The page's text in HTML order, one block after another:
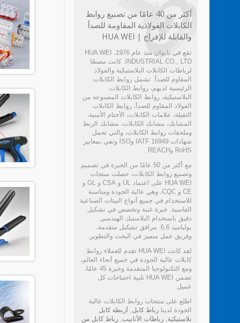
أكثر من 40 عامًا من تصنيع روابط
الكابلات الفولاذية المقاومة للصدأ
والقابلة للإفراج | HUA WEI
تقع في تايوان منذ عام 1976، HUA WEI
INDUSTRIAL CO., LTD. كانت مصنعًا
لرباطات الكابلات البلاستيكية والفولاذ
المقاوم للصدأ. تشمل روابط الكابلات
الرئيسية لديهم، روابط الكابلات
البلاستيكية، روابط الكابلات المصنوعة من
الفولاذ المقاوم للصدأ، روابط الكابلات
الثقيلة، علامات الكابلات، الأختام الأمنية،
المشابك، مشابك الكابلات، مشابك الربط
وملحقات روابط الكابلات، والتي تحمل
شهادات IATF 16949 وISO وتفي بمعايير
RoHS وREACH.
مع أكثر من 50 عامًا من الخبرة في تصميم
وتصنيع روابط الكابلات، حصلت منتجات
HUA WEI على اعتماد UL و CSA و GL و
CE و CQC، وهي عالية الجودة ومناسبة
للاستخدام في جميع أنواع البيئات الصناعية
القاسية. خبرة غنية وتخصص في تشكيل
دقيق باستخدام البلاستيك الهندسي
بولياميد 6,6. مرافق تشكيل متقدمة،
وفريق عمل متميز في البحث والتطوير.
لقد كانت HUA WEI تقدم للعملاء روابط
كابلات عالية الجودة في جميع أنحاء العالم،
ومع التكنولوجيا المتقدمة وخبرة 45 عامًا،
تضمن HUA WEI تلبية احتياجات كل
عميل.
اطلع على منتجات روابط الكابلات عالية
الجودة لدينا رباط كابل, أربطة كابل
بلاستيكية, رباطات الأنابيب, رباط كابل من